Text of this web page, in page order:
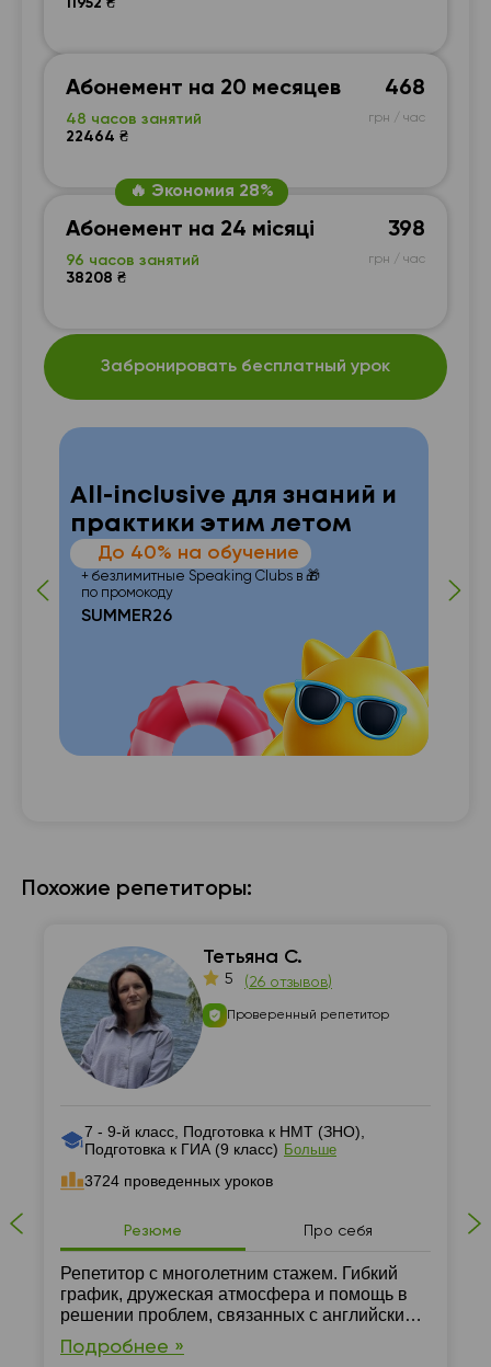
11952 ₴
Абонемент на 20 месяцев
48 часов занятий
22464 ₴
468
грн / час
🔥 Экономия 28%
Абонемент на 24 місяці
96 часов занятий
38208 ₴
398
грн / час
Забронировать бесплатный урок
All-inclusive для знаний и
практики этим летом
До 40% на обучение
+ безлимитные Speaking Clubs в 🎁
по промокоду
SUMMER26
Похожие репетиторы:
Тетьяна С.
5 (26 отзывов)
Проверенный репетитор
7 - 9-й класс, Подготовка к НМТ (ЗНО),
Подготовка к ГИА (9 класс) Больше
3724 проведенных уроков
Резюме Про себя
Репетитор с многолетним стажем. Гибкий
график, дружеская атмосфера и помощь в
решении проблем, связанных с английским,
гарантировано. Занятия проходят только
онлайн.
Подробнее »